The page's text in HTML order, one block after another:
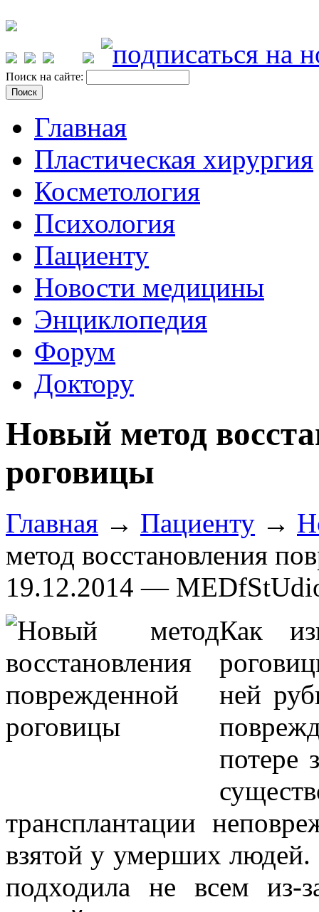
Поиск на сайте:
Главная
Пластическая хирургия
Косметология
Психология
Пациенту
Новости медицины
Энциклопедия
Форум
Доктору
Новый метод
роговицы
Главная → Пациенту →
метод восстановления
19.12.2014 —
Как
ней
потере
трансплантации
взятой у умерших
подходила не всем из-